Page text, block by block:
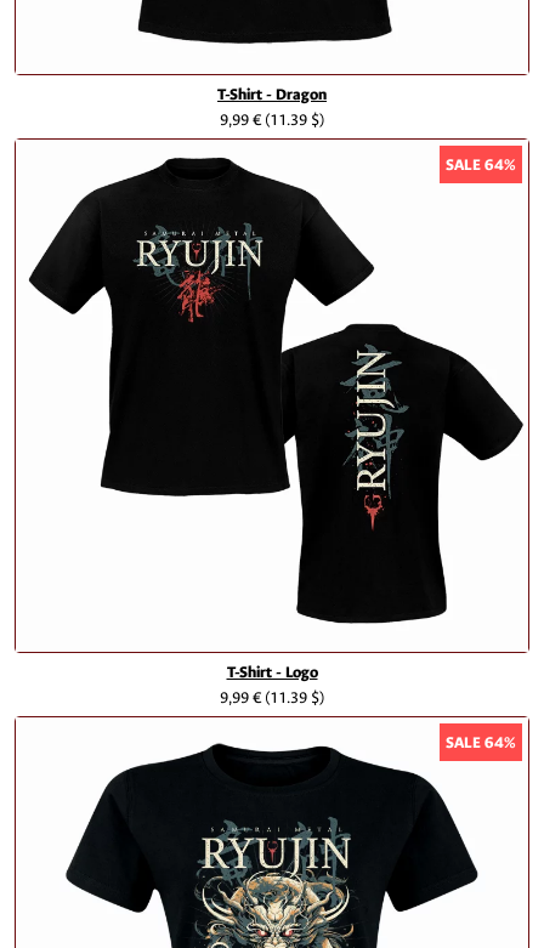
T-Shirt - Dragon
9,99 €(11.39 $)
SALE 64%
T-Shirt - Logo
9,99 €(11.39 $)
SALE 64%